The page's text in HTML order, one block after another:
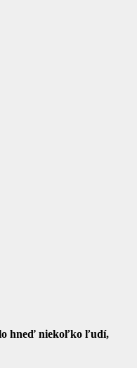
hneď niekoľko ľudí,